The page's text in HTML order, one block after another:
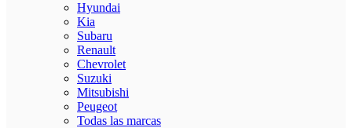
Hyundai
Kia
Subaru
Renault
Chevrolet
Suzuki
Mitsubishi
Peugeot
Todas las marcas